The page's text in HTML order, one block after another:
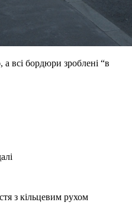
всі бордюри зроблені “в
з кільцевим рухом